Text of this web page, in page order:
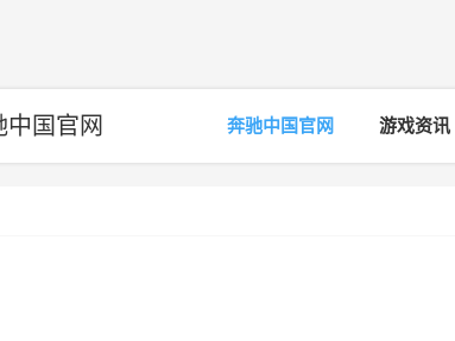
国官网 奔驰中国官网 游戏资讯